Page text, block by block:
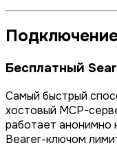
Бесплатный
Самый быстрый
хостовый MCP-
работает анонимно
Bearer-ключом